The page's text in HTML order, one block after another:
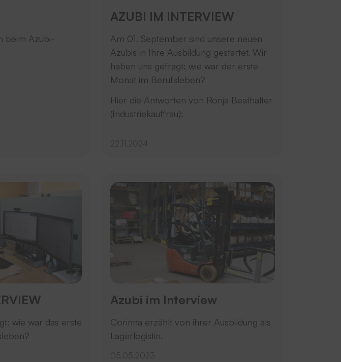
beim Azubi-
AZUBI IM INTERVIEW
Am 01. September sind unsere neuen
Azubis in Ihre Ausbildung gestartet. Wir
haben uns gefragt: wie war der erste
Monat im Berufsleben?
Hier die Antworten von Ronja Beathalter
(Industriekauffrau):
22.11.2024
wie war das erste
Azubi im Interview
Corinna erzählt von ihrer Ausbildung als
Lagerlogistin.
05.05.2023